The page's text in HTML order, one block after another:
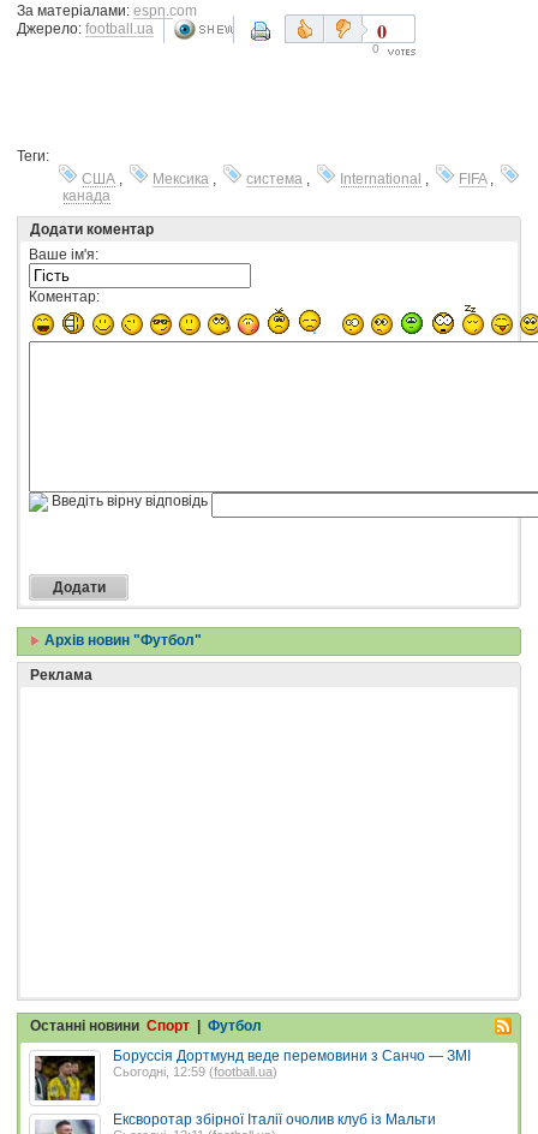
За матеріалами: espn.com
Джерело: football.ua 0
0
Теги:
США , Мексика , система , International , FIFA,
канада
Додати коментар
Ваше ім'я:
Коментар:
Введіть вірну відповідь
Архів новин "Футбол"
Реклама
Останні новини Спорт | Футбол
Боруссія Дортмунд веде перемовини з Санчо — ЗМІ
Сьогодні, 12:59 (football.ua)
Ексворотар збірної Італії очолив клуб із Мальти